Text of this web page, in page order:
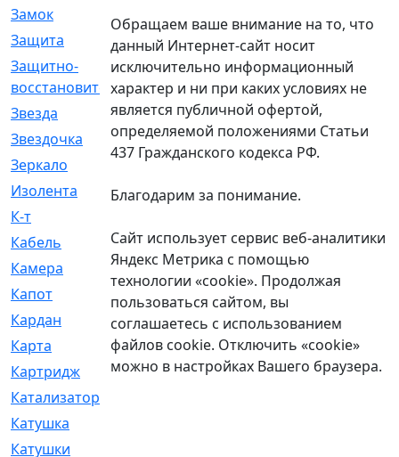
Замок
Защита
[79]
Защитно-
восстановительный
[4]
Звезда
[1]
Звездочка
[5]
Зеркало
[369]
Изолента
[1]
К-т
Кабель
[50]
Камера
[4]
Капот
[144]
Кардан
[131]
Карта
[2]
Картридж
[250]
Катализатор
Катушка
Катушки
Обращаем ваше внимание на то, что
данный Интернет-сайт носит
исключительно информационный
характер и ни при каких условиях не
является публичной офертой,
определяемой положениями Статьи
437 Гражданского кодекса РФ.
Благодарим за понимание.
Сайт использует сервис веб-аналитики
Яндекс Метрика с помощью
технологии «cookie». Продолжая
пользоваться сайтом, вы
соглашаетесь с использованием
файлов cookie. Отключить «cookie»
можно в настройках Вашего браузера.